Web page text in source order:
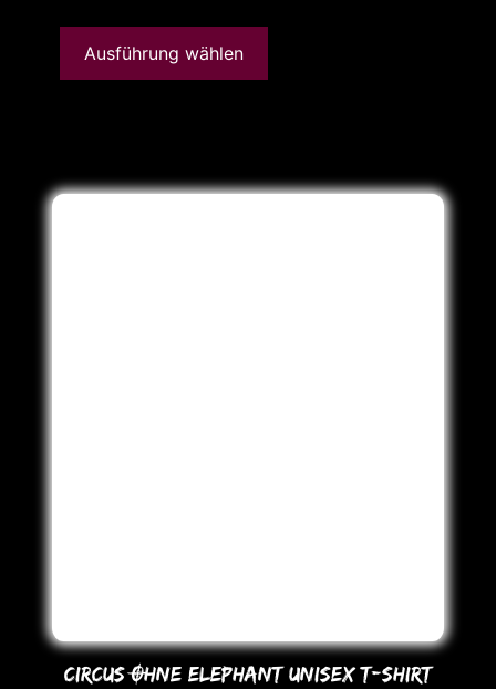
Ausführung wählen
CIRCUS OHNE ELEPHANT UNISEX T-SHIRT